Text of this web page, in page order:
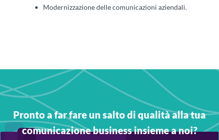
Modernizzazione delle comunicazioni aziendali.
Pronto a far fare un salto di qualità alla tua
comunicazione business insieme a noi?